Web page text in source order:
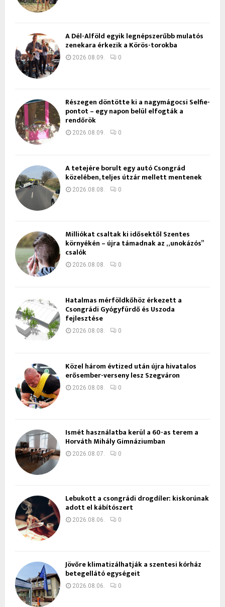
A Dél-Alföld egyik legnépszerűbb mulatós
zenekara érkezik a Körös-torokba
2026.08.09. 0
Részegen döntötte ki a nagymágocsi Selfie-
pontot – egy napon belül elfogták a
rendőrök
2026.08.09. 0
A tetejére borult egy autó Csongrád
közelében, teljes útzár mellett mentenek
2026.08.08. 0
Milliókat csaltak ki idősektől Szentes
környékén – újra támadnak az „unokázós”
csalók
2026.08.08. 0
Hatalmas mérföldkőhöz érkezett a
Csongrádi Gyógyfürdő és Uszoda
fejlesztése
2026.08.08. 0
Közel három évtized után újra hivatalos
erősember-verseny lesz Szegváron
2026.08.08. 0
Ismét használatba kerül a 60-as terem a
Horváth Mihály Gimnáziumban
2026.08.07. 0
Lebukott a csongrádi drogdíler: kiskorúnak
adott el kábítószert
2026.08.06. 0
Jövőre klimatizálhatják a szentesi kórház
betegellátó egységeit
2026.08.06. 0